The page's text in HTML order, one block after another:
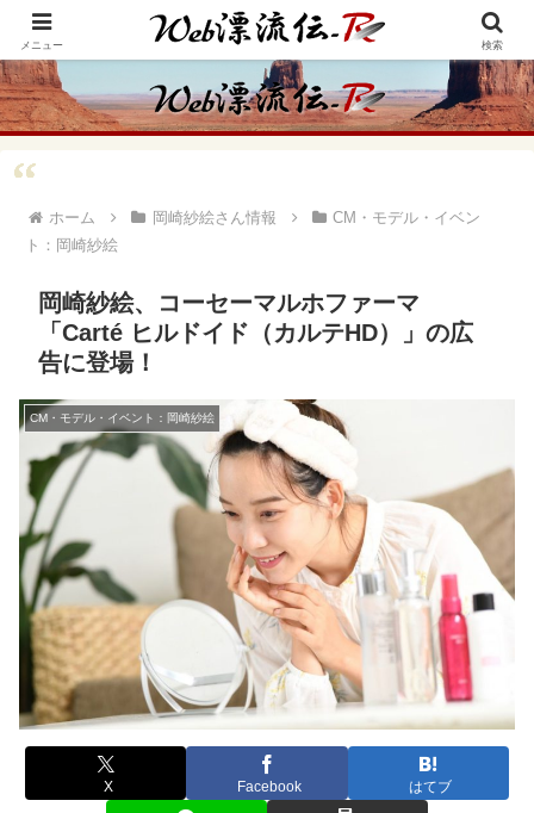
アメリカ・インディアンの思想・生き方からの学びをメインに、趣味や経験則
からの情報を発信
ホーム 岡崎紗絵さん情報
CM・モデル・イベン
ト：岡崎紗絵
岡崎紗絵、コーセーマルホファーマ
「Carté ヒルドイド（カルテHD）」の広
告に登場！
CM・モデル・イベント：岡崎紗絵
X Facebook はてブ
メニュー 検索